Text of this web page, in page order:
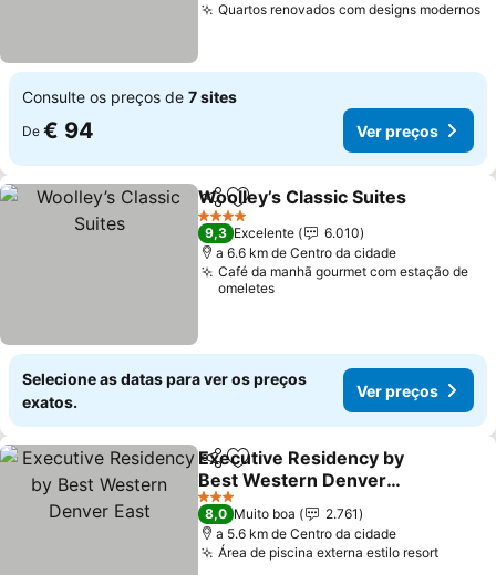
Quartos renovados com designs modernos
Consulte os preços de 7 sites
De € 94 Ver preços
PartilharAdicionar aos favoritos
Woolley’s Classic Suites
4 Estrelas
9,3 Excelente
6.010
a 6.6 km de Centro da cidade
Café da manhã gourmet com estação de
omeletes
Selecione as datas para ver os preços
exatos.
Ver preços
PartilharAdicionar aos favoritos
Executive Residency by
Best Western Denver
East
3 Estrelas
8,0 Muito boa
2.761
a 5.6 km de Centro da cidade
Área de piscina externa estilo resort